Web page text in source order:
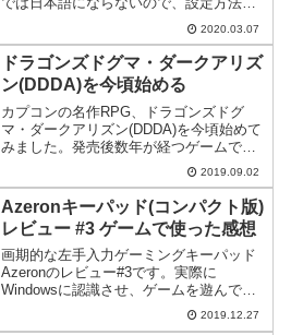
2020.03.07
ドラゴンズドグマ・ダークアリズ
ン(DDDA)を今頃始める
カプコンの名作RPG、ドラゴンズドグ
マ・ダークアリズン(DDDA)を今頃始めて
みました。発売後数年が経つゲームです
が、今の時代でも十分すぎるくらい通用
2019.09.02
Azeronキーパッド(コンパクト版)
レビュー #3 ゲームで使った感想
画期的な左手入力ゲーミングキーパッド
Azeronのレビュー#3です。実際に
Windowsに認識させ、ゲームを遊んでみ
たのでその感想など。良い点と悪い点に
2019.12.27